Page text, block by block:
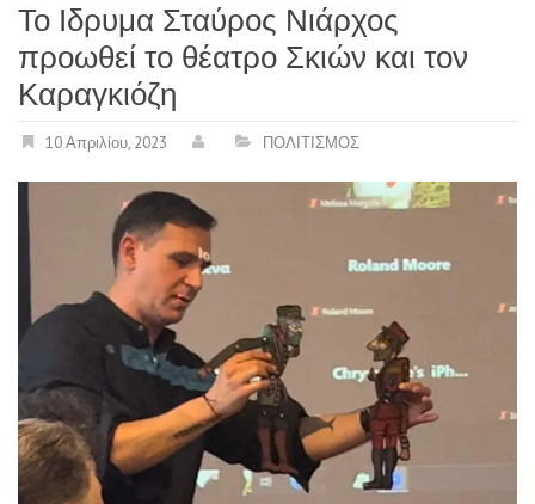
Το Ιδρυμα Σταύρος Νιάρχος
προωθεί το θέατρο Σκιών και τον
Καραγκιόζη
10 Απριλίου, 2023 ΠΟΛΙΤΙΣΜΟΣ